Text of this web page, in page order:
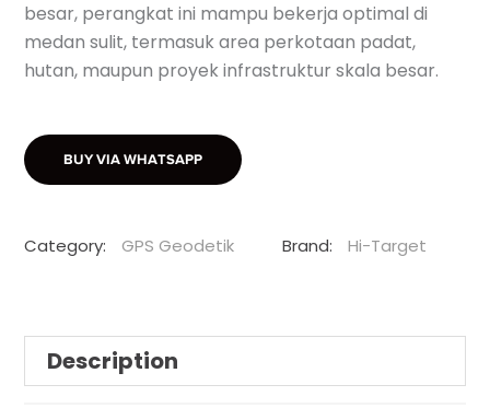
besar, perangkat ini mampu bekerja optimal di
medan sulit, termasuk area perkotaan padat,
hutan, maupun proyek infrastruktur skala besar.
BUY VIA WHATSAPP
Category: GPS Geodetik Brand: Hi-Target
Description